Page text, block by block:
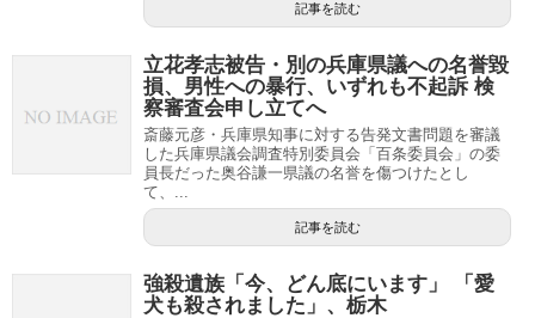
記事を読む
立花孝志被告・別の兵庫県議への名誉毀
損、男性への暴行、いずれも不起訴 検
察審査会申し立てへ
斎藤元彦・兵庫県知事に対する告発文書問題を審議
した兵庫県議会調査特別委員会「百条委員会」の委
員長だった奥谷謙一県議の名誉を傷つけたとし
て、...
記事を読む
強殺遺族「今、どん底にいます」 「愛
犬も殺されました」、栃木